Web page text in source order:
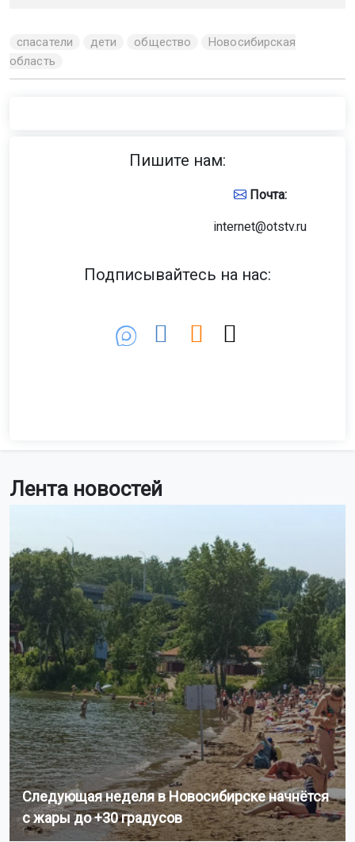
Лента новостей
Следующая неделя в Новосибирске начнётся
с жары до +30 градусов
спасатели дети общество
Новосибирская
область
Пишите нам:
Почта:
internet@otstv.ru
Подписывайтесь на нас: